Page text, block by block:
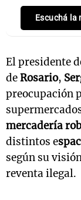
Escuchá la
El presidente
deRosario,
preocupación
mercadería
distintos e
según su
reventa ilegal.